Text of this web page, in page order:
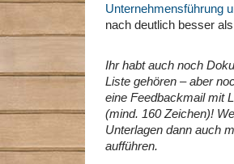
Unternehmensführung
nach deutlich besser
Ihr habt auch noch
Liste gehören – aber
eine Feedbackmail mit
(mind. 160 Zeichen)!
Unterlagen dann auch
aufführen.